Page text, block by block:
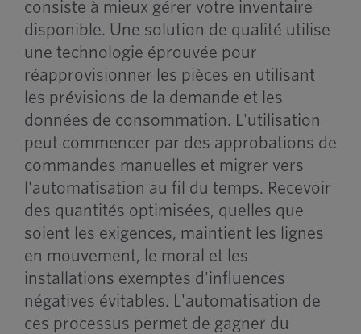
consiste à mieux gérer votre inventaire
disponible. Une solution de qualité utilise
une technologie éprouvée pour
réapprovisionner les pièces en utilisant
les prévisions de la demande et les
données de consommation. L'utilisation
peut commencer par des approbations de
commandes manuelles et migrer vers
l'automatisation au fil du temps. Recevoir
des quantités optimisées, quelles que
soient les exigences, maintient les lignes
en mouvement, le moral et les
installations exemptes d'influences
négatives évitables. L'automatisation de
ces processus permet de gagner du